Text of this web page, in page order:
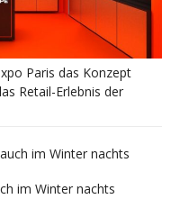
Paris das Konzept
Retail-Erlebnis der
im Winter nachts